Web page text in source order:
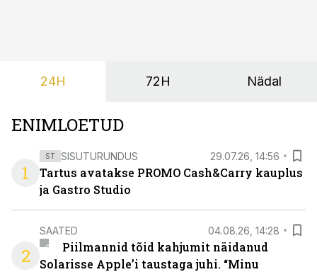
24H 72H Nädal
ENIMLOETUD
1
ST SISUTURUNDUS 29.07.26, 14:56
Tartus avatakse PROMO Cash&Carry kauplus
ja Gastro Studio
2
SAATED 04.08.26, 14:28
Piilmannid tõid kahjumit näidanud
Solarisse Apple’i taustaga juhi. “Minu